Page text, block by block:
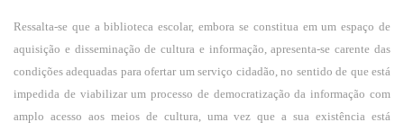
Ressalta-se que a biblioteca escolar, embora se constitua em um espaço de
aquisição e disseminação de cultura e informação, apresenta-se carente das
condições adequadas para ofertar um serviço cidadão, no sentido de que está
impedida de viabilizar um processo de democratização da informação com
amplo acesso aos meios de cultura, uma vez que a sua existência está